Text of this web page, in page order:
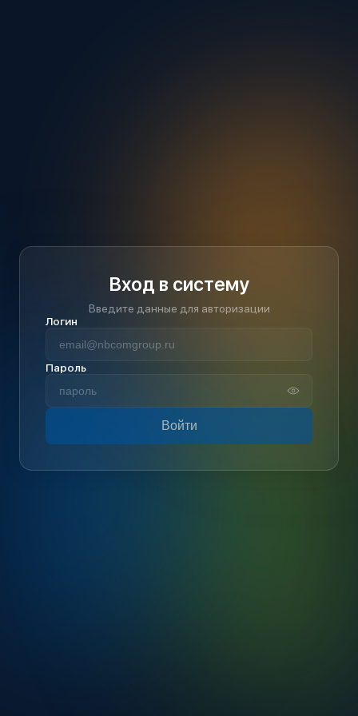
Вход в систему
Введите данные для авторизации
Логин
Пароль
Войти